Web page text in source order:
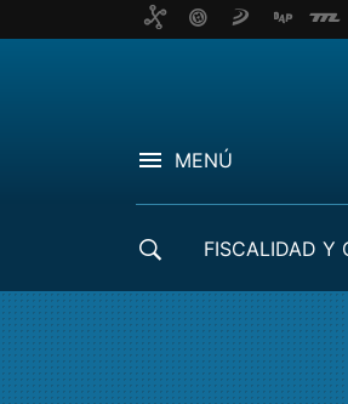
MENÚ
FISCALIDAD Y